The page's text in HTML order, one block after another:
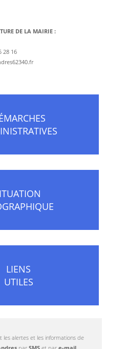
DE LA MAIRIE :
28 16
LIENS
UTILES
les alertes et les informations de